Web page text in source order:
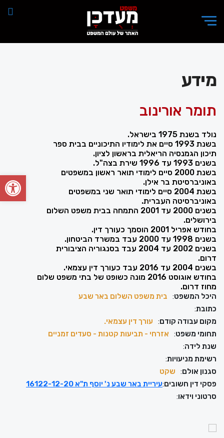
פתח
מידע
תומר אורינוב
נולד בשנת 1975 בישראל.
בשנת 1993 סיים את לימודיו התיכוניים בבית ספר
תיכון הגמנסיה הריאלית בראשון לציון.
בשנים 1993 עד 1996 שירת בצה"ל.
בשנת 2000 סיים לימודי תואר ראשון במשפטים
באוניברסיטת בר אילן.
בשנת 2004 סיים לימודי תואר שני במשפטים
באוניברסיטה העברית.
בשנים 2000 עד 2001 התמחה בבית משפט השלום
בירושלים.
בחודש אפריל 2001 הוסמך כעורך דין.
בשנים 1998 עד 2000 עבד במשרד הביטחון.
בשנים 2002 עד 2004 עבד בסנגוריה הציבורית
דרום.
בשנים 2004 עד 2016 עבד כעורך דין עצמאי.
בחודש אוגוסט 2016 מונה כשופט של בתי משפט שלום
מחוז דרום.
היכל המשפט:
בית משפט השלום באר שבע
כתובת:
מקום עבודה קודם:
עורך דין עצמאי.
תחומי משפט:
אזרחי - תביעות קטנות - סעדים זמניים
שנת לידה:
רשימת מניעויות:
סגנון אולם:
שקט
פסקי דין חשובים:עיריית באר שבע נ' יוסף ת"א 16122-12-20
סרטוני וידאו: